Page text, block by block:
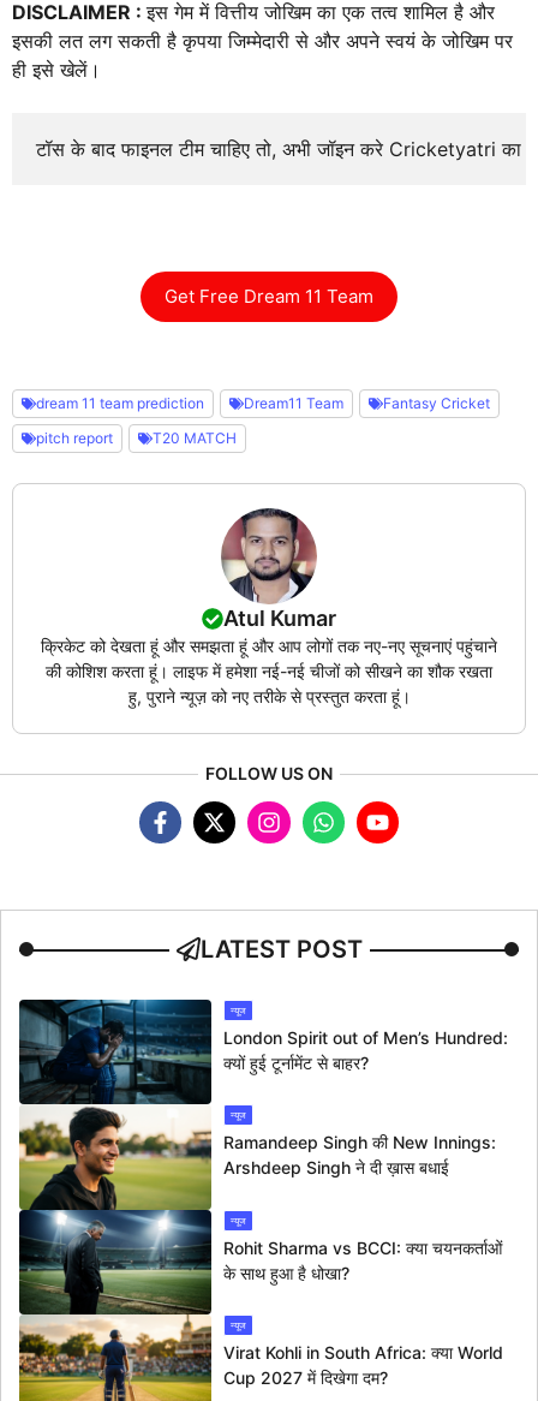
DISCLAIMER :इस गेम में वित्तीय जोखिम का एक तत्व शामिल है और
इसकी लत लग सकती है कृपया जिम्मेदारी से और अपने स्वयं के जोखिम पर
ही इसे खेलें।
टॉस के बाद फाइनल टीम चाहिए तो, अभी जॉइन करे Cricketyatri
Get Free Dream 11 Team
dream 11 team prediction Dream11 Team
Fantasy Cricket
pitch report
T20 MATCH
Atul Kumar
क्रिकेट को देखता हूं और समझता हूं और आप लोगों तक नए-नए सूचनाएं पहुंचाने
की कोशिश करता हूं। लाइफ में हमेशा नई-नई चीजों को सीखने का शौक रखता
हु, पुराने न्यूज़ को नए तरीके से प्रस्तुत करता हूं।
FOLLOW US ON
LATEST POST
न्यूज
London Spirit out of Men’s Hundred:
क्यों हुई टूर्नामेंट से बाहर?
न्यूज
Ramandeep Singh की New Innings:
Arshdeep Singh ने दी ख़ास बधाई
न्यूज
Rohit Sharma vs BCCI: क्या चयनकर्ताओं
के साथ हुआ है धोखा?
न्यूज
Virat Kohli in South Africa: क्या World
Cup 2027 में दिखेगा दम?